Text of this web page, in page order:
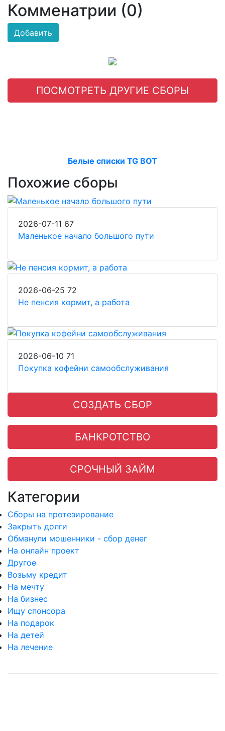
Комменатрии (0)
Добавить
ПОСМОТРЕТЬ ДРУГИЕ СБОРЫ
Белые списки TG BOT
Похожие сборы
2026-07-11 67
Маленькое начало большого пути
2026-06-25 72
Не пенсия кормит, а работа
2026-06-10 71
Покупка кофейни самообслуживания
СОЗДАТЬ СБОР
БАНКРОТСТВО
СРОЧНЫЙ ЗАЙМ
Категории
Сборы на протезирование
Закрыть долги
Обманули мошенники - сбор денег
На онлайн проект
Другое
Возьму кредит
На мечту
На бизнес
Ищу спонсора
На подарок
На детей
На лечение